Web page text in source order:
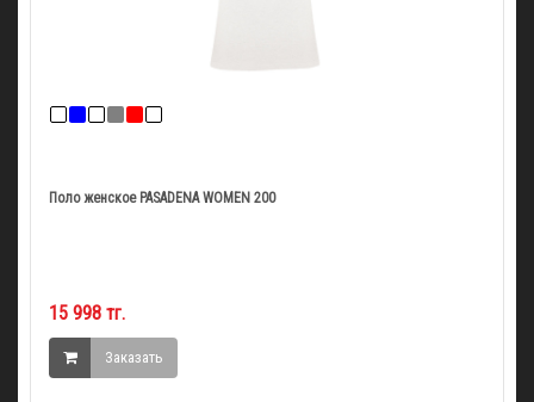
Поло женское PASADENA WOMEN 200
15 998 тг.
Заказать